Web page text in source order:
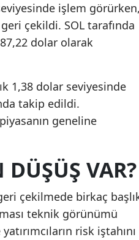
işlem
çekildi. SOL tarafında
dolar olarak
1,38 dolar seviyesinde
takip edildi.
geneline
VAR?
çekilmede birkaç
teknik görünümü
risk iştahını